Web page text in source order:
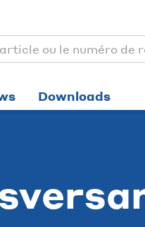
Downloads